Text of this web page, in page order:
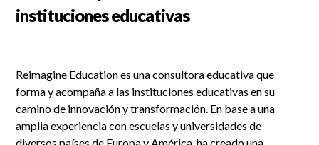
instituciones educativas
Reimagine Education es una consultora educativa que
forma y acompaña a las instituciones educativas en su
camino de innovación y transformación. En base a una
amplia experiencia con escuelas y universidades de